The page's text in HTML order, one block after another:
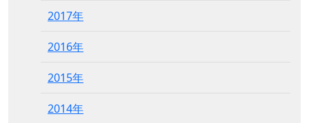
2017年
2016年
2015年
2014年